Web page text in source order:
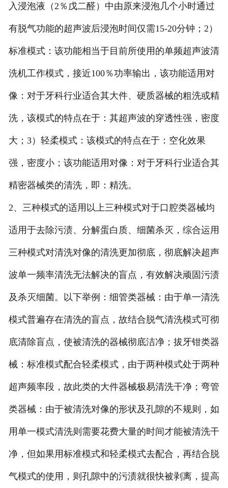
入浸泡液（2％戊二醛）中由原来浸泡几个小时通过
有脱气功能的超声波后浸泡时间仅需15-20分钟；2）
标准模式：该功能相当于目前所使用的单频超声波清
洗机工作模式，接近100％功率输出，该功能适用对
像：对于牙科行业适合其大件、硬质器械的粗洗或精
洗，该模式的特点在于：其超声波的穿透性强，密度
大；3）轻柔模式：该模式的特点在于：空化效果
强，密度小；该功能适用对像：对于牙科行业适合其
精密器械类的清洗，即：精洗。
2、三种模式的适用以上三种模式对于口腔类器械均
适用于去除污渍、分解蛋白质、细菌杀灭，综合运用
三种模式对清洗对像的清洗更加彻底，彻底解决超声
波单一频率清洗无法解决的盲点，有效解决顽固污渍
及杀灭细菌。以下举例：细管类器械：由于单一清洗
模式普遍存在清洗的盲点，故结合脱气清洗模式可彻
底清除盲点，使被清洗的器械彻底洁净；拔牙钳类器
械：标准模式配合轻柔模式，由于两种模式处于两种
超声频率段，故此类的大件器械极易清洗干净；弯管
类器械：由于被清洗对像的形状及孔隙的不规则，如
用单一模式清洗则需要花费大量的时间才能被清洗干
净，但如果用标准模式和轻柔模式去配合，再结合脱
气模式的使用，则孔隙中的污渍就很快被剥离，提高